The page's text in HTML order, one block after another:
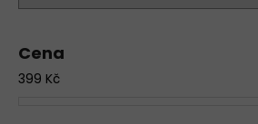
r
d
u
Cena
399 Kč
u
č